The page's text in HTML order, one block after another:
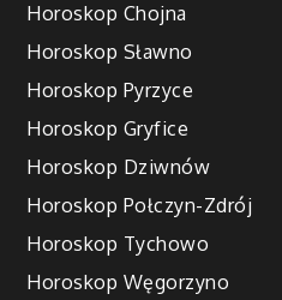
Horoskop Chojna
Horoskop Sławno
Horoskop Pyrzyce
Horoskop Gryfice
Horoskop Dziwnów
Horoskop Połczyn-Zdrój
Horoskop Tychowo
Horoskop Węgorzyno